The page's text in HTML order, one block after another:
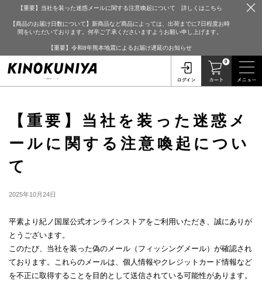
【重要】当社を装った迷惑メールに関する注意喚起について 詳しくはこちら
【商品のお届け日数について】新商品など商品によっては、出荷までに7日程度お時
間をいただいております。何卒ご了承くださいますようお願い申し上げます。
【重要】令和8年熊本地震によるお届け遅延のお知らせ
0
【重要】当社を装った迷惑メ
ールに関する注意喚起につい
て
2025年10月24日
平素より紀ノ国屋公式オンラインストアをご利用いただき、誠にありが
とうございます。
このたび、当社を装った偽のメール（フィッシングメール）が確認され
ております。これらのメールは、個人情報やクレジットカード情報など
を不正に取得することを目的として送信されている可能性があります。